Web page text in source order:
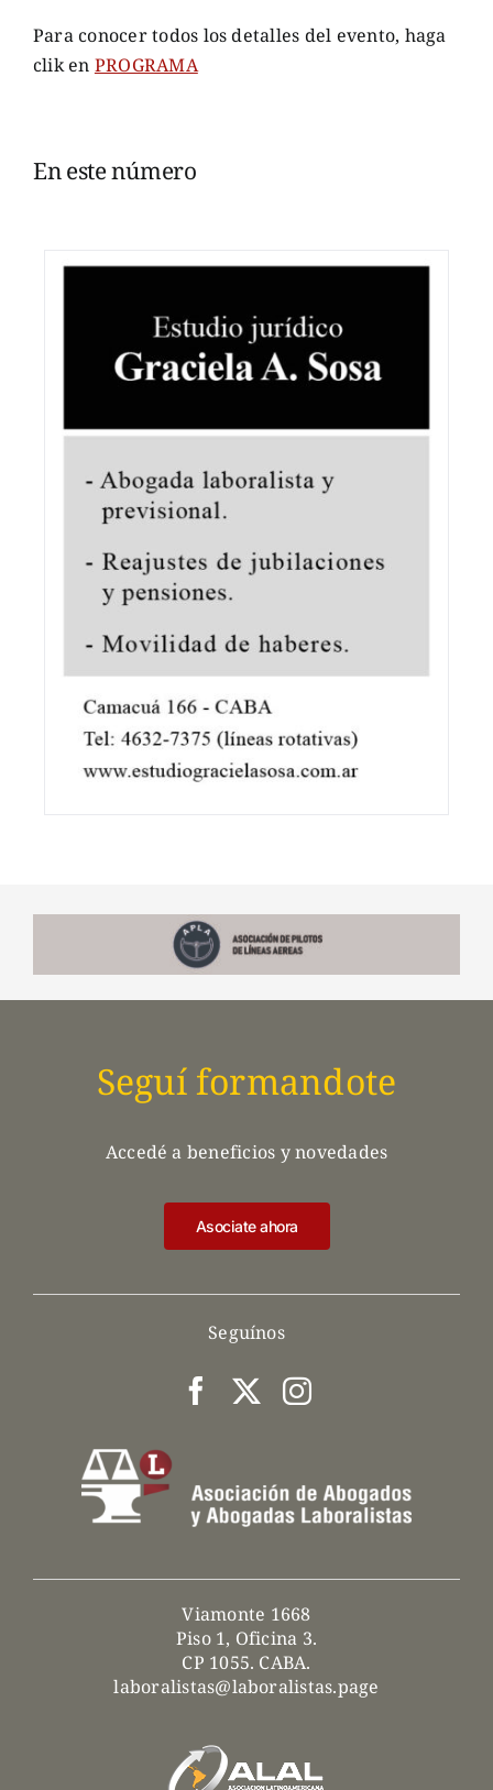
Para conocer todos los detalles del evento, haga
clik en PROGRAMA
En este número
Viamonte 1668
Piso 1, Oficina 3.
CP 1055. CABA.
laboralistas@laboralistas.page
Seguínos
Seguí formandote
Accedé a beneficios y novedades
Asociate ahora